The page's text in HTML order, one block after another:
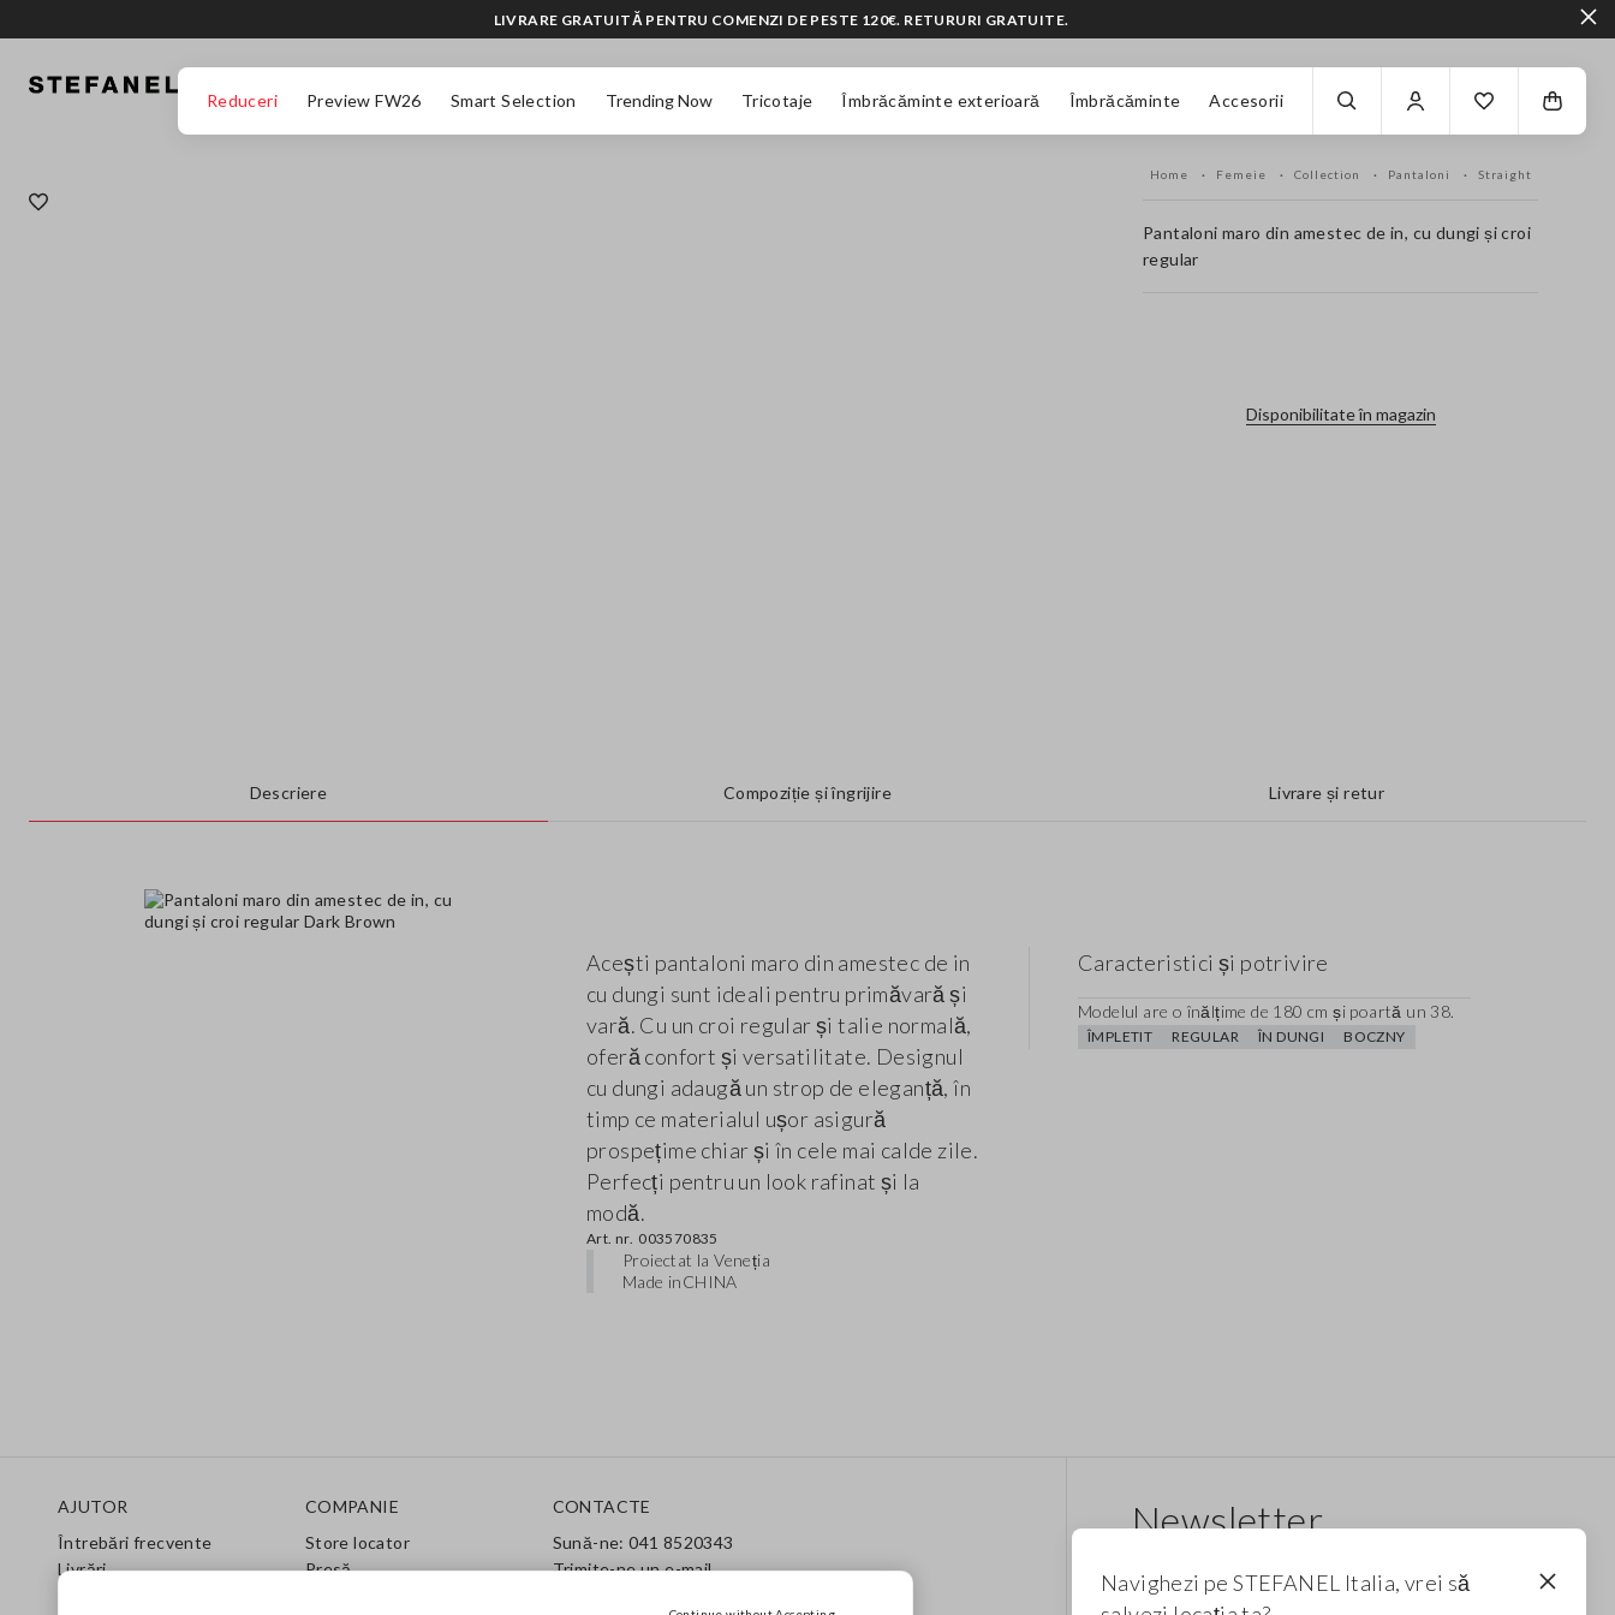
Reduceri Preview FW26 Smart Selection Trending Now Tricotaje Îmbrăcăminte exterioară Îmbrăcăminte Accesorii
LIVRARE GRATUITĂ PENTRU COMENZI DE PESTE 120€. RETURURI GRATUITE.
Home Femeie Collection Pantaloni Straight
Pantaloni maro din amestec de in, cu dungi și croi
regular
Disponibilitate în magazin
Descriere Compoziție și îngrijire Livrare și retur
Acești pantaloni maro din amestec de in
cu dungi sunt ideali pentru primăvară și
vară. Cu un croi regular și talie normală,
oferă confort și versatilitate. Designul
cu dungi adaugă un strop de eleganță, în
timp ce materialul ușor asigură
prospețime chiar și în cele mai calde zile.
Perfecți pentru un look rafinat și la
modă.
Art. nr. 003570835
Proiectat la Veneția
Made inCHINA
Caracteristici și potrivire
Modelul are o înălțime de 180 cm și poartă un 38.
ÎMPLETIT REGULAR ÎN DUNGI BOCZNY
AJUTOR
Întrebări frecvente
Livrări
COMPANIE
Store locator
Presă
CONTACTE
Sună-ne: 041 8520343
Trimite-ne un e-mail
Newsletter
și promoții. Pentru tine, reducere de 10%.
Navighezi pe STEFANEL Italia, vrei să